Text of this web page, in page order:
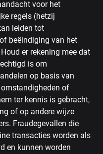
voor het
regels (hetzij
leiden tot
beëindiging van het
er rekening mee dat
is om
op basis van
of
ter kennis is gebracht,
of op andere wijze
Fraudegevallen die
transacties worden als
en kunnen worden